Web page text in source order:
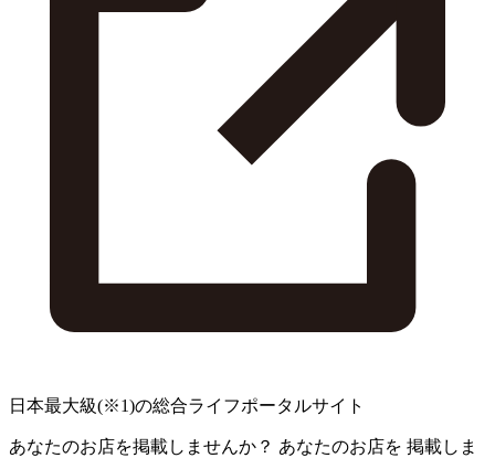
日本最大級(※1)の総合ライフポータルサイト
あなたのお店を掲載しませんか？ あなたのお店を 掲載しま